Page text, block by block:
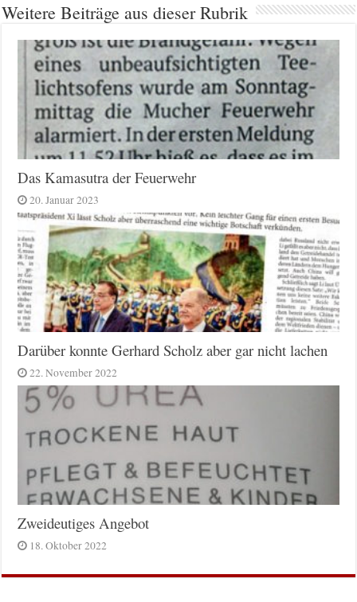
Weitere Beiträge aus dieser Rubrik
Das Kamasutra der Feuerwehr
20. Januar 2023
Darüber konnte Gerhard Scholz aber gar nicht lachen
22. November 2022
Zweideutiges Angebot
18. Oktober 2022